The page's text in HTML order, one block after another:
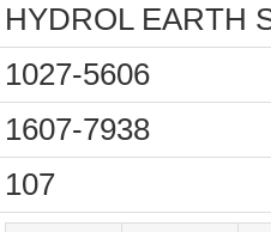
HYDROL EARTH
1027-5606
1607-7938
107